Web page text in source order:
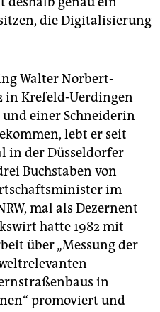
die Digitalisierung
Walter Norbert-
in Krefeld-Uerdingen
und einer Schneiderin
lebt er seit
in der Düsseldorfer
Buchstaben von
im
mal als Dezernent
hatte 1982 mit
über „Messung der
in
promoviert und